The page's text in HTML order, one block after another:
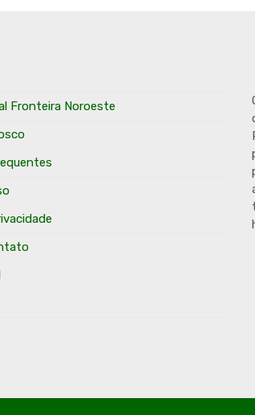
Fronteira Noroeste